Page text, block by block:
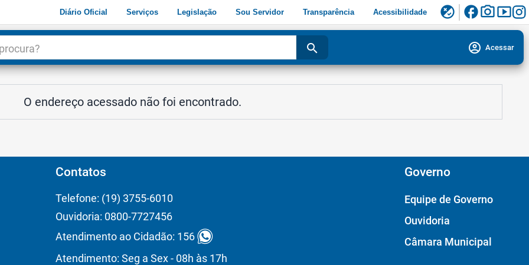
Diário Oficial Serviços Legislação Sou Servidor Transparência Acessibilidade flaky facebookphoto_camerasmart_display
search account_circle Acessar
O endereço acessado não foi encontrado.
Contatos
Telefone: (19) 3755-6010
Ouvidoria: 0800-7727456
Atendimento ao Cidadão: 156
Atendimento: Seg a Sex - 08h às 17h
Governo
Equipe de Governo
Ouvidoria
Câmara Municipal